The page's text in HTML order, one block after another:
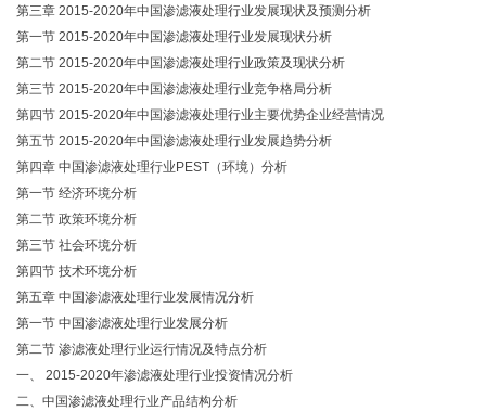
第三章 2015-2020年中国渗滤液处理行业发展现状及预测分析
第一节 2015-2020年中国渗滤液处理行业发展现状分析
第二节 2015-2020年中国渗滤液处理行业政策及现状分析
第三节 2015-2020年中国渗滤液处理行业竞争格局分析
第四节 2015-2020年中国渗滤液处理行业主要优势企业经营情况
第五节 2015-2020年中国渗滤液处理行业发展趋势分析
第四章 中国渗滤液处理行业PEST（环境）分析
第一节 经济环境分析
第二节 政策环境分析
第三节 社会环境分析
第四节 技术环境分析
第五章 中国渗滤液处理行业发展情况分析
第一节 中国渗滤液处理行业发展分析
第二节 渗滤液处理行业运行情况及特点分析
一、 2015-2020年渗滤液处理行业投资情况分析
二、中国渗滤液处理行业产品结构分析